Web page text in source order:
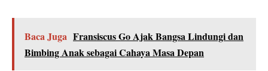
Baca Juga Fransiscus Go Ajak Bangsa Lindungi dan
Bimbing Anak sebagai Cahaya Masa Depan